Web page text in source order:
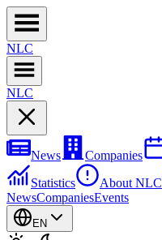
NLC
NLC
News Companies
Statistics
About NLC
NewsCompaniesEvents
EN